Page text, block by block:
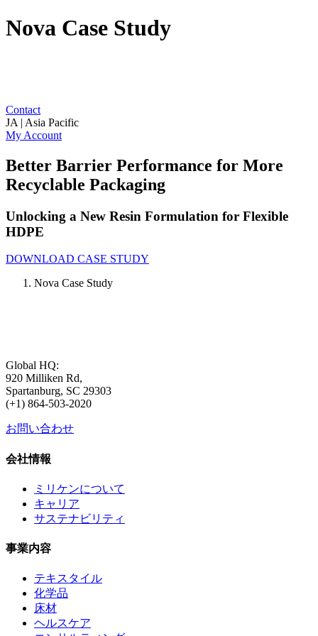
Nova Case Study
Contact
JA | Asia Pacific
My Account
Better Barrier Performance for More
Recyclable Packaging
Unlocking a New Resin Formulation for Flexible
HDPE
DOWNLOAD CASE STUDY
Nova Case Study
Global HQ:
920 Milliken Rd,
Spartanburg, SC 29303
(+1) 864-503-2020
お問い合わせ
会社情報
ミリケンについて
キャリア
サステナビリティ
事業内容
テキスタイル
化学品
床材
ヘルスケア